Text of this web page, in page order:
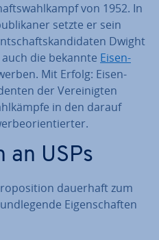
von 1952. In
setzte er sein
Dwight
die bekannte Ei­sen­
Mit Erfolg: Ei­sen­
der Ver­ei­nig­ten
in den darauf
an USPs
dauerhaft zum
Ei­gen­schaf­ten